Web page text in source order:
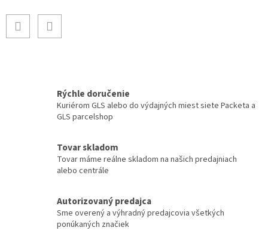
Rýchle doručenie
Kuriérom GLS alebo do výdajných miest siete Packeta a
GLS parcelshop
Tovar skladom
Tovar máme reálne skladom na našich predajniach
alebo centrále
Autorizovaný predajca
Sme overený a výhradný predajcovia všetkých
ponúkaných značiek